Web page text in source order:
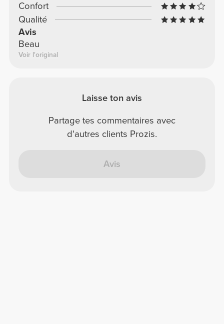
Confort
Qualité
Avis
Beau
Voir l'original
Laisse ton avis
Partage tes commentaires avec
d'autres clients Prozis.
Avis